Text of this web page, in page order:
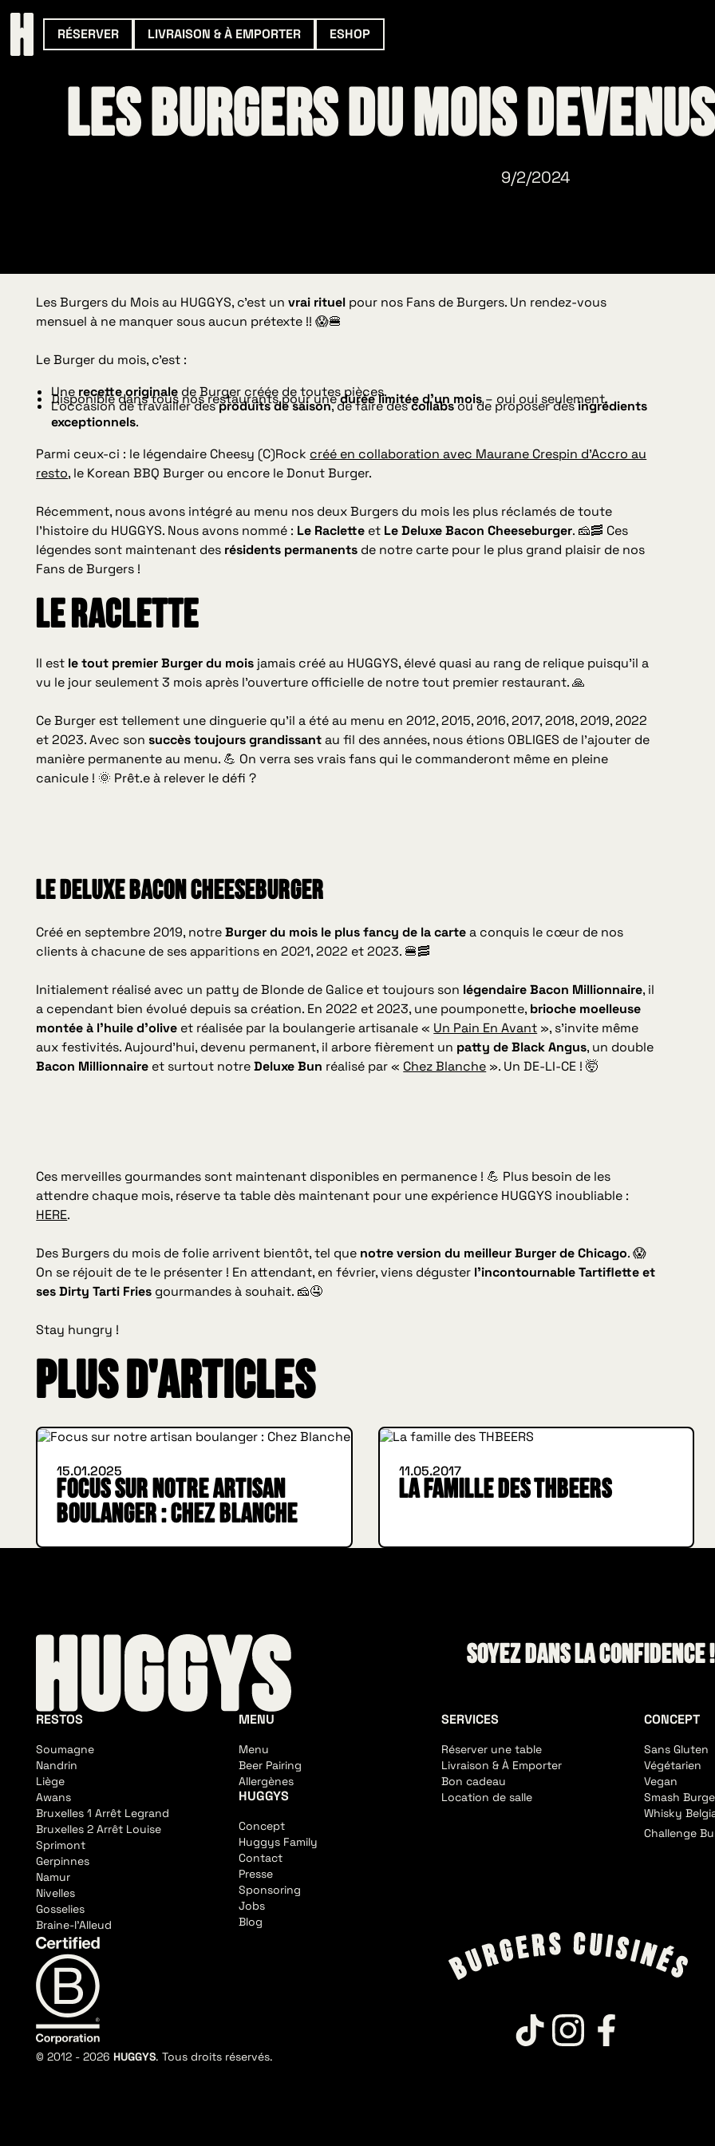
RÉSERVER LIVRAISON & À EMPORTER ESHOP
Les Burgers du Mois
9/2/2024
Les Burgers du Mois au HUGGYS, c’est unvrai rituel pour nos Fans de Burgers. Un rendez-vous
mensuel à ne manquer sous aucun prétexte !! 😱🍔
Le Burger du mois, c’est :
Une recette originale de Burger créée de toutes pièces.
Disponible dans tous nos restaurants pour unedurée limitée d’un mois– oui oui seulement.
L’occasion de travailler desproduits de saison, de faire descollabsou de proposer desingrédients
exceptionnels.
Parmi ceux-ci : le légendaire Cheesy (C)Rock créé en collaboration avec Maurane Crespin d’Accro au
resto, le Korean BBQ Burger ou encore le Donut Burger.
Récemment, nous avons intégré au menu nos deux Burgers du mois les plus réclamés de toute
l’histoire du HUGGYS. Nous avons nommé : Le Raclette et Le Deluxe Bacon Cheeseburger. 🧀🥓 Ces
légendes sont maintenant des résidents permanents de notre carte pour le plus grand plaisir de nos
Fans de Burgers !
LE RACLETTE
Il est le tout premier Burger du mois jamais créé au HUGGYS, élevé quasi au rang de relique puisqu’il a
vu le jour seulement 3 mois après l’ouverture officielle de notre tout premier restaurant. 🙏
Ce Burger est tellement une dinguerie qu’il a été au menu en 2012, 2015, 2016, 2017, 2018, 2019, 2022
et 2023. Avec sonsuccès toujours grandissantau fil des années, nous étions OBLIGES de l’ajouter de
manière permanente au menu. 💪 On verra ses vrais fans qui le commanderont même en pleine
canicule ! 🌞 Prêt.e à relever le défi ?
LE DELUXE BACON CHEESEBURGER
Créé en septembre 2019, notreBurger du mois le plus fancy de la cartea conquis le cœur de nos
clients à chacune de ses apparitions en 2021, 2022 et 2023. 🍔🥓
Initialement réalisé avec un patty de Blonde de Galice et toujours son légendaire Bacon Millionnaire, il
a cependant bien évolué depuis sa création. En 2022 et 2023, une poumponette, brioche moelleuse
montée à l’huile d’olive et réalisée par la boulangerie artisanale « Un Pain En Avant », s’invite même
aux festivités. Aujourd’hui, devenu permanent, il arbore fièrement un patty de Black Angus, un double
Bacon Millionnaire et surtout notreDeluxe Bun réalisé par « Chez Blanche ». Un DE-LI-CE ! 🤯
Ces merveilles gourmandes sont maintenant disponibles en permanence ! 💪 Plus besoin de les
attendre chaque mois, réserve ta table dès maintenant pour une expérience HUGGYS inoubliable :
HERE.
Des Burgers du mois de folie arrivent bientôt, tel que notre version du meilleur Burger de Chicago. 😱
On se réjouit de te le présenter ! En attendant, en février, viens déguster l’incontournable Tartiflette et
ses Dirty Tarti Fries gourmandes à souhait. 🧀🤤
Stay hungry !
Plus d'articles
15.01.2025
Focus sur notre artisan
boulanger : Chez Blanche
11.05.2017
La famille des THBEERS
Soyez dans la confidence
RESTOS
Soumagne
Nandrin
Liège
Awans
Bruxelles 1 Arrêt Legrand
Bruxelles 2 Arrêt Louise
Sprimont
Gerpinnes
Namur
Nivelles
Gosselies
Braine-l'Alleud
MENU
Menu
Beer Pairing
Allergènes
HUGGYS
Concept
Huggys Family
Contact
Presse
Sponsoring
Jobs
Blog
SERVICES
Réserver une table
Livraison & À Emporter
Bon cadeau
Location de salle
CONCEPT
Sans Gluten
Végétarien
Vegan
Smash
Whisky
Challenge
© 2012 -2026 HUGGYS. Tous droits réservés.